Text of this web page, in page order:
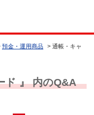
預金・運用商品 > 通帳・キャ
ド 』 内のQ&A